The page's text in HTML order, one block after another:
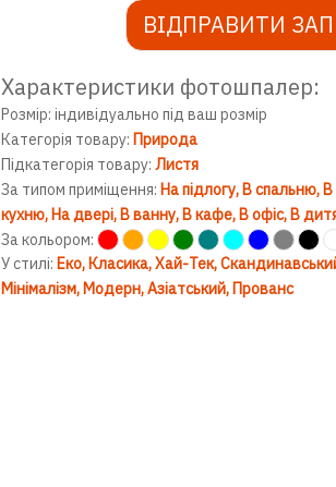
ВІДПРАВИТИ
Характеристики фотошпалер:
Розмір: індивідуально під ваш розмір
Категорія товару: Природа
Підкатегорія товару: Листя
За типом приміщення: На підлогу В спальню В
кухню На двері В ванну В кафе В офіс В
За кольором:
У стилі: Еко Класика Хай-Тек
Мінімалізм Модерн Азіатський Прованс